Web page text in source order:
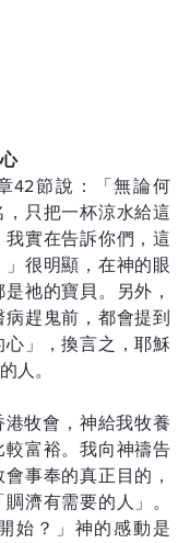
42節說：「無論何
，只把一杯涼水給這
實在告訴你們，這
」很明顯，在神的眼
祂的寶貝。另外，
趕鬼前，都會提到
」，換言之，耶穌
人。
港牧會，神給我牧養
較富裕。我向神禱告
事奉的真正目的，
濟有需要的人」。
始？」神的感動是